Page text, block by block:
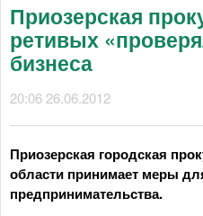
Приозерская
ретивых
бизнеса
20:06 26.06.2012
Приозерская городская
области принимает меры
предпринимательства.